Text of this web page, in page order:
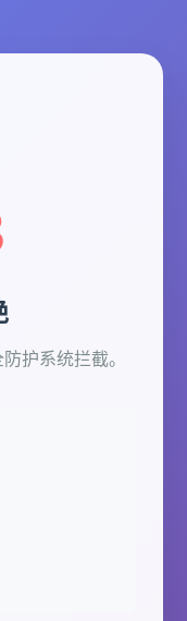
护系统拦截。